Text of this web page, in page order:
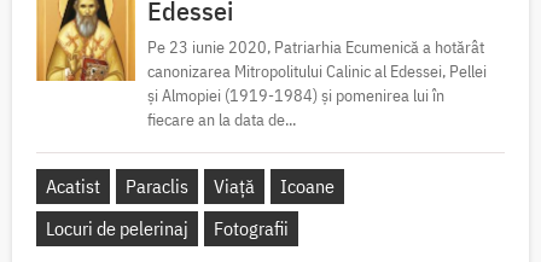
Edessei
Pe 23 iunie 2020, Patriarhia Ecumenică a hotărât
canonizarea Mitropolitului Calinic al Edessei, Pellei
și Almopiei (1919-1984) și pomenirea lui în
fiecare an la data de...
Acatist Paraclis Viață
Icoane
Locuri de pelerinaj
Fotografii